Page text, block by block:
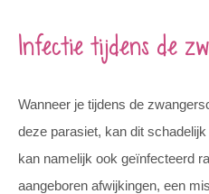
Infectie tijdens de
Wanneer je tijdens de
deze parasiet, kan dit
kan namelijk ook geïnfecteerd
aangeboren afwijkingen, een